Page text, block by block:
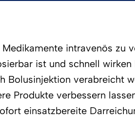
intravenös zu
ist und schnell
Bolusinjektion verabreicht
Produkte verbessern
einsatzbereite